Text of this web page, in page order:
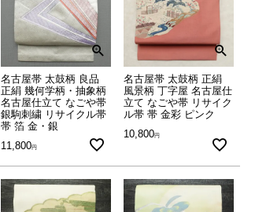
名古屋帯 太鼓柄 良品
正絹 幾何学柄・抽象柄
名古屋仕立て なごや帯
銀駒刺繍 リサイクル帯
帯 箔 金・銀
11,800
名古屋帯 太鼓柄 正絹
風景柄 丁字屋 名古屋仕
立て なごや帯 リサイク
ル帯 帯 金彩 ピンク
10,800